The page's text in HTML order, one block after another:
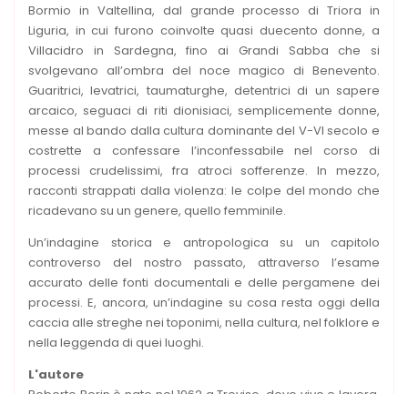
Bormio in Valtellina, dal grande processo di Triora in
Liguria, in cui furono coinvolte quasi duecento donne, a
Villacidro in Sardegna, fino ai Grandi Sabba che si
svolgevano all’ombra del noce magico di Benevento.
Guaritrici, levatrici, taumaturghe, detentrici di un sapere
arcaico, seguaci di riti dionisiaci, semplicemente donne,
messe al bando dalla cultura dominante del V-VI secolo e
costrette a confessare l’inconfessabile nel corso di
processi crudelissimi, fra atroci sofferenze. In mezzo,
racconti strappati dalla violenza: le colpe del mondo che
ricadevano su un genere, quello femminile.
Un’indagine storica e antropologica su un capitolo
controverso del nostro passato, attraverso l’esame
accurato delle fonti documentali e delle pergamene dei
processi. E, ancora, un’indagine su cosa resta oggi della
caccia alle streghe nei toponimi, nella cultura, nel folklore e
nella leggenda di quei luoghi.
L'autore